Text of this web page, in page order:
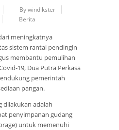
By windikster
Berita
meningkatnya
sistem rantai pendingin
membantu pemulihan
19, Dua Putra Perkasa
pemerintah
pangan.
dilakukan adalah
penyimpanan gudang
untuk memenuhi